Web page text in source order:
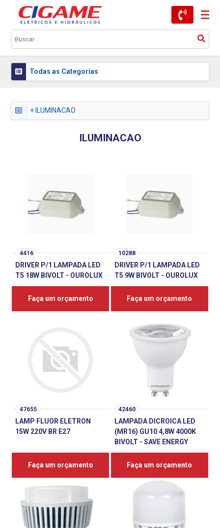
Todas as Categorias
+ ILUMINACAO
ILUMINACAO
4416
DRIVER P/1 LAMPADA LED
T5 18W BIVOLT - OUROLUX
Faça um orçamento
10288
DRIVER P/1 LAMPADA LED
T5 9W BIVOLT - OUROLUX
Faça um orçamento
47655
LAMP FLUOR ELETRON
15W 220V BR E27
Faça um orçamento
42460
LAMPADA DICROICA LED
(MR16) GU10 4,8W 4000K
BIVOLT - SAVE ENERGY
Faça um orçamento